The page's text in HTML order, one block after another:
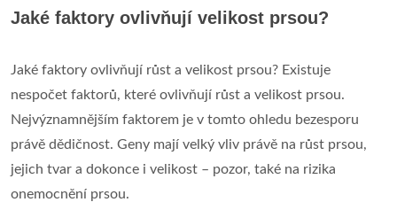
Jaké faktory ovlivňují velikost prsou?
Jaké faktory ovlivňují růst a velikost prsou? Existuje
nespočet faktorů, které ovlivňují růst a velikost prsou.
Nejvýznamnějším faktorem je v tomto ohledu bezesporu
právě dědičnost. Geny mají velký vliv právě na růst prsou,
jejich tvar a dokonce i velikost – pozor, také na rizika
onemocnění prsou.